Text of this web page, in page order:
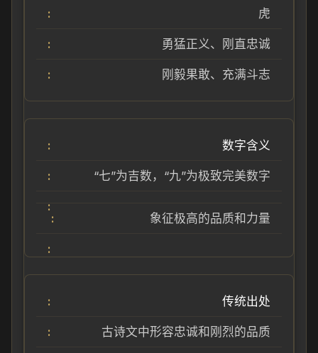
虎
勇猛正义、刚直忠诚
刚毅果敢、充满斗志
数字含义
“七”为吉数，“九”为极致完美数字
象征极高的品质和力量
传统出处
古诗文中形容忠诚和刚烈的品质